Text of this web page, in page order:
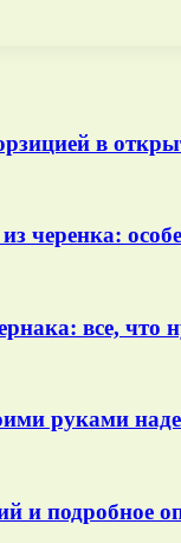
в
черенка:
все,
руками
и подробное